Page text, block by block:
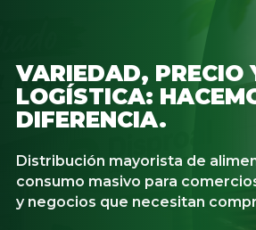
VARIEDAD, PRECIO
LOGÍSTICA:
DIFERENCIA.
Distribución mayorista de
consumo masivo para
y negocios que necesitan